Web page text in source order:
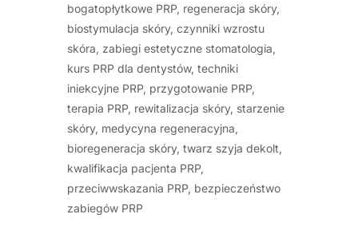
bogatopłytkowe PRP, regeneracja skóry,
biostymulacja skóry, czynniki wzrostu
skóra, zabiegi estetyczne stomatologia,
kurs PRP dla dentystów, techniki
iniekcyjne PRP, przygotowanie PRP,
terapia PRP, rewitalizacja skóry, starzenie
skóry, medycyna regeneracyjna,
bioregeneracja skóry, twarz szyja dekolt,
kwalifikacja pacjenta PRP,
przeciwwskazania PRP, bezpieczeństwo
zabiegów PRP